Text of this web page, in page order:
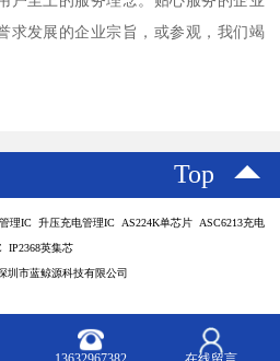
求发展的企业宗旨，或参观，我们竭
Top
理IC 升压充电管理IC AS224K单芯片 ASC6213充电
IP2368英集芯
圳市蓝鲸源科技有限公司